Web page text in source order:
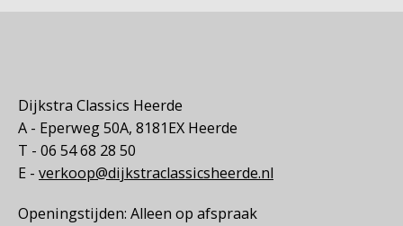
Dijkstra Classics Heerde
A - Eperweg 50A, 8181EX Heerde
T - 06 54 68 28 50
E - verkoop@dijkstraclassicsheerde.nl
Openingstijden: Alleen op afspraak